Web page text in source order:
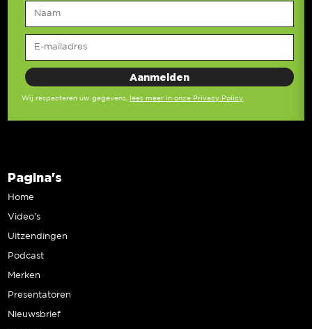
Wij respecteren uw gegevens, lees meer in onze Privacy Policy
Pagina's
Home
Video’s
Uitzendingen
Podcast
Merken
Presentatoren
Nieuwsbrief